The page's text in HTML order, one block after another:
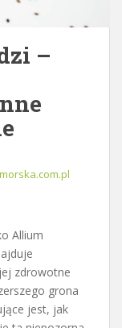
–
Allium
zdrowotne
grona
jest, jak